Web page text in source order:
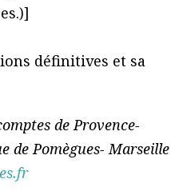
définitives et sa
de Provence-
de Pomègues- Marseille